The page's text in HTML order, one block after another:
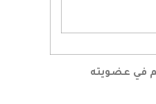
في عضويته